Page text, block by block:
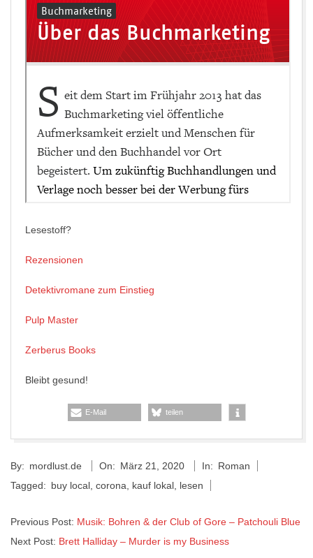
Lesestoff?
Rezensionen
Detektivromane zum Einstieg
Pulp Master
Zerberus Books
Bleibt gesund!
E-Mail teilen
03-
21
By: mordlust.de On: März 21, 2020 In: Roman
Tagged: buy local corona kauf lokal lesen
Previous Post: Musik: Bohren & der Club of Gore – Patchouli Blue
Next Post: Brett Halliday – Murder is my Business